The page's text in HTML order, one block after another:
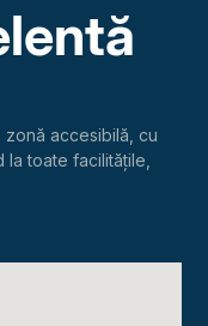
zonă accesibilă, cu
toate facilităţile,